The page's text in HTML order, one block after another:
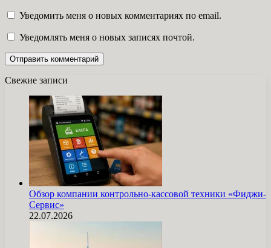
Уведомить меня о новых комментариях по email.
Уведомлять меня о новых записях почтой.
Свежие записи
Обзор компании контрольно-кассовой техники «Фиджи-
Сервис»
22.07.2026